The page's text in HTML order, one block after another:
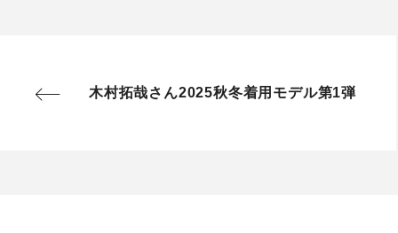
木村拓哉さん2025秋冬着用モデル第1弾